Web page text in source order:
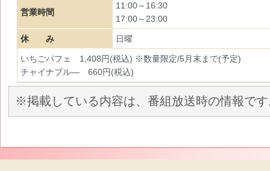
営業時間
11:00～16:30
17:00～23:00
休 み 日曜
いちごパフェ 1,408円(税込) ※数量限定/5月末まで(予定)
チャイナブル― 660円(税込)
※掲載している内容は、番組放送時の情報で